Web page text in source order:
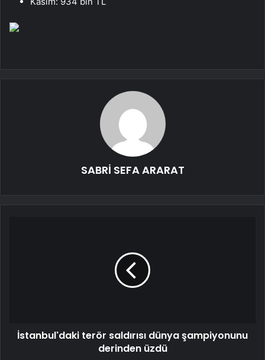
SABRİ SEFA ARARAT
İstanbul'daki terör saldırısı dünya şampiyonunu
derinden üzdü